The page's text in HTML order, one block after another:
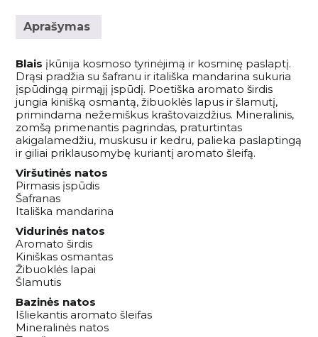
Aprašymas
Blais įkūnija kosmoso tyrinėjimą ir kosminę paslaptį.
Drąsi pradžia su šafranu ir itališka mandarina sukuria
įspūdingą pirmąjį įspūdį. Poetiška aromato širdis
jungia kinišką osmantą, žibuoklės lapus ir šlamutį,
primindama nežemiškus kraštovaizdžius. Mineralinis,
zomšą primenantis pagrindas, praturtintas
akigalamedžiu, muskusu ir kedru, palieka paslaptingą
ir giliai priklausomybę kuriantį aromato šleifą.
Viršutinės natos
Pirmasis įspūdis
Šafranas
Itališka mandarina
Vidurinės natos
Aromato širdis
Kiniškas osmantas
Žibuoklės lapai
Šlamutis
Bazinės natos
Išliekantis aromato šleifas
Mineralinės natos